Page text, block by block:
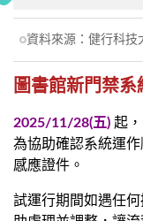
資料來源： 健行科技
圖書館新門禁
2025/11/28(五) 起
為協助確認系統運
感應證件。
試運行期間如遇任